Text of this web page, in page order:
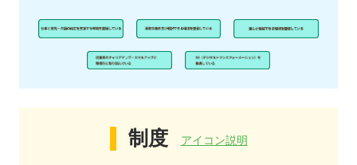
制度 アイコン説明